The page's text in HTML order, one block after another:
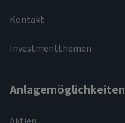
Kontakt
Investmentthemen
Anlagemöglichkeiten